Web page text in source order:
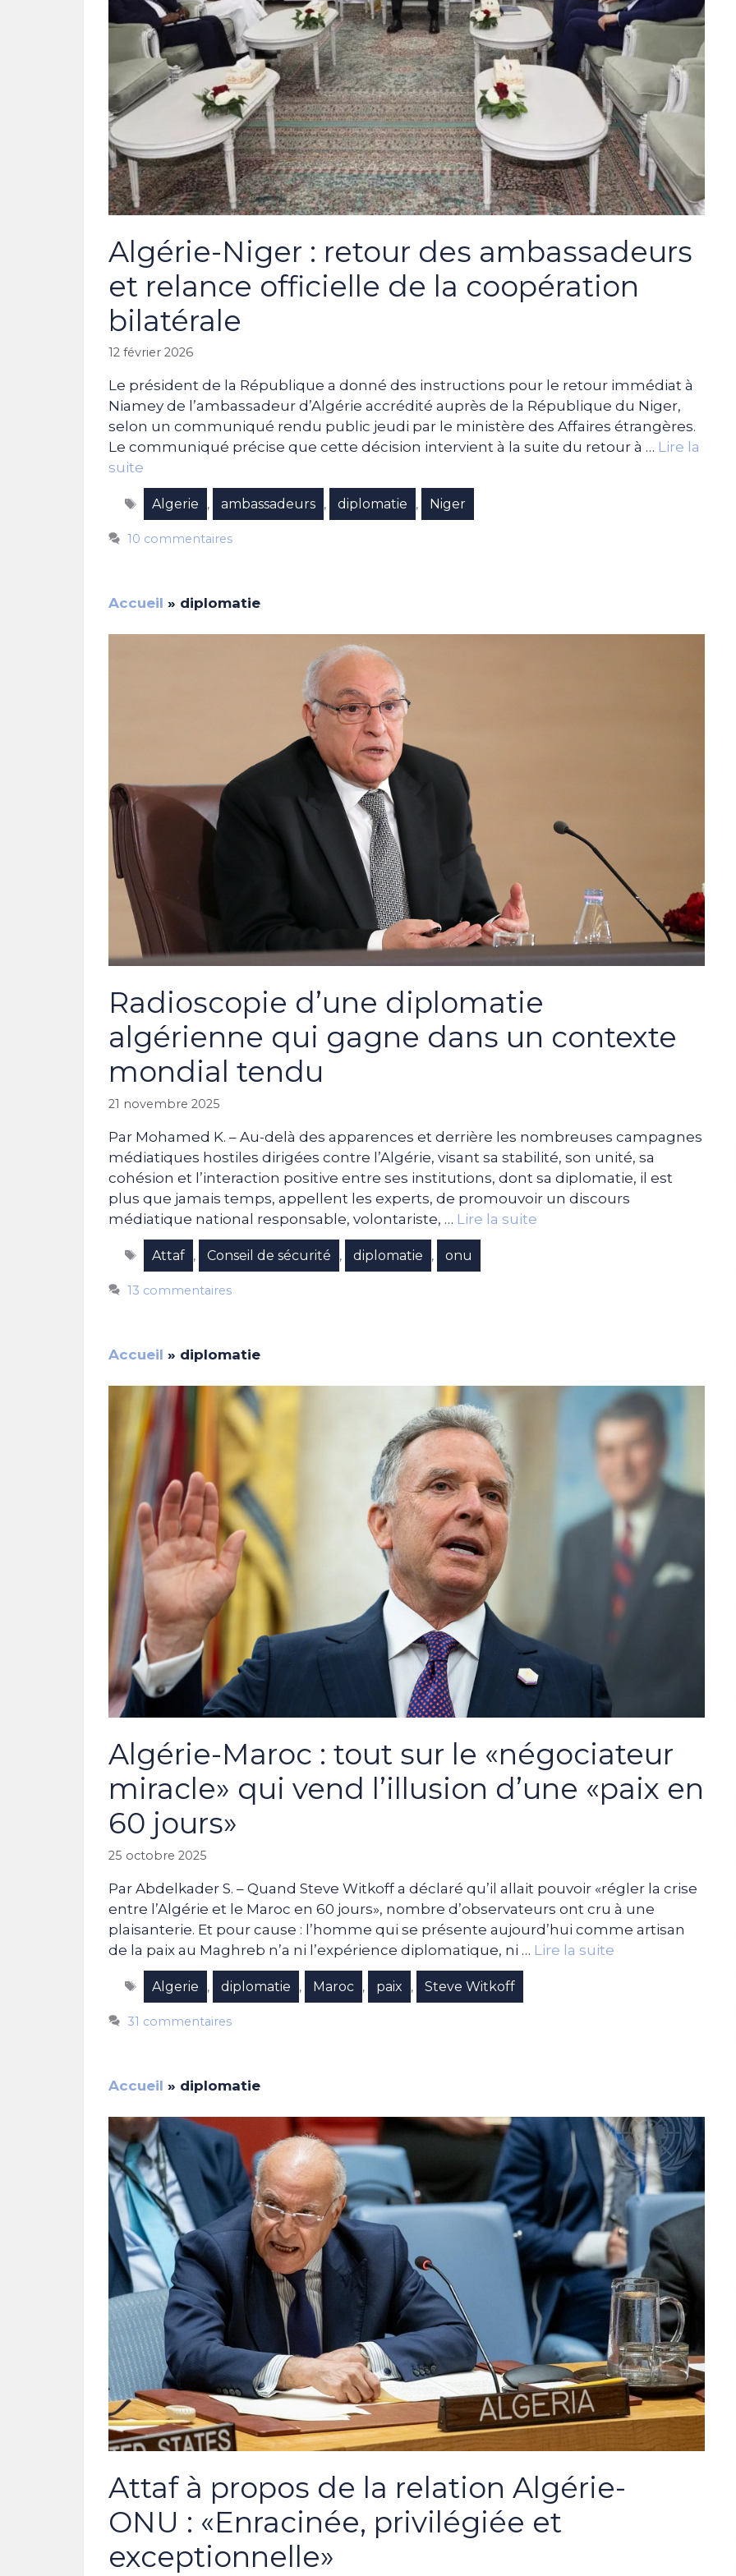
Algérie-Niger : retour des ambassadeurs
et relance officielle de la coopération
bilatérale
12 février 2026
Le président de la République a donné des instructions pour le retour immédiat à
Niamey de l’ambassadeur d’Algérie accrédité auprès de la République du Niger,
selon un communiqué rendu public jeudi par le ministère des Affaires étrangères.
Le communiqué précise que cette décision intervient à la suite du retour à … Lire la
suite
Étiquettes
Algerie , ambassadeurs , diplomatie , Niger
10 commentaires
Accueil » diplomatie
Radioscopie d’une diplomatie
algérienne qui gagne dans un contexte
mondial tendu
21 novembre 2025
Par Mohamed K. – Au-delà des apparences et derrière les nombreuses campagnes
médiatiques hostiles dirigées contre l’Algérie, visant sa stabilité, son unité, sa
cohésion et l’interaction positive entre ses institutions, dont sa diplomatie, il est
plus que jamais temps, appellent les experts, de promouvoir un discours
médiatique national responsable, volontariste, … Lire la suite
Étiquettes
Attaf , Conseil de sécurité , diplomatie , onu
13 commentaires
Accueil » diplomatie
Algérie-Maroc : tout sur le «négociateur
miracle» qui vend l’illusion d’une «paix en
60 jours»
25 octobre 2025
Par Abdelkader S. – Quand Steve Witkoff a déclaré qu’il allait pouvoir «régler la crise
entre l’Algérie et le Maroc en 60 jours», nombre d’observateurs ont cru à une
plaisanterie. Et pour cause : l’homme qui se présente aujourd’hui comme artisan
de la paix au Maghreb n’a ni l’expérience diplomatique, ni … Lire la suite
Étiquettes
Algerie , diplomatie , Maroc , paix , Steve Witkoff
31 commentaires
Accueil » diplomatie
Attaf à propos de la relation Algérie-
ONU : «Enracinée, privilégiée et
exceptionnelle»